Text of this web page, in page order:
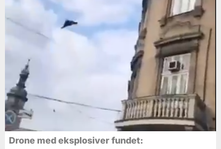
Drone med eksplosiver fundet: